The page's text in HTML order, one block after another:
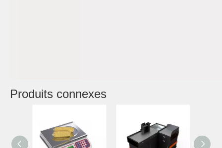
Produits connexes